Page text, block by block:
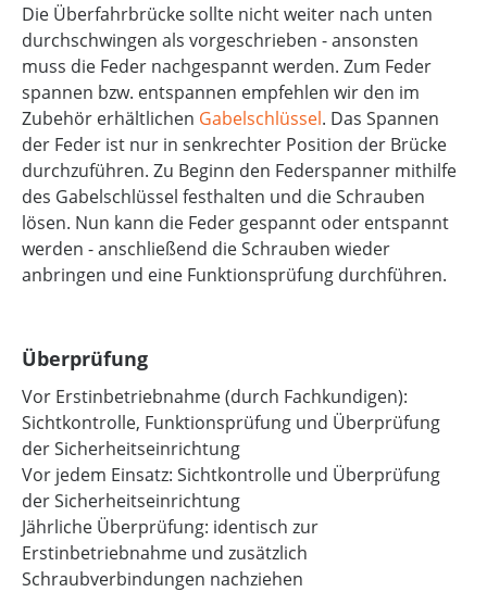
Die Überfahrbrücke sollte nicht weiter nach unten
durchschwingen als vorgeschrieben - ansonsten
muss die Feder nachgespannt werden. Zum Feder
spannen bzw. entspannen empfehlen wir den im
Zubehör erhältlichen Gabelschlüssel. Das Spannen
der Feder ist nur in senkrechter Position der Brücke
durchzuführen. Zu Beginn den Federspanner mithilfe
des Gabelschlüssel festhalten und die Schrauben
lösen. Nun kann die Feder gespannt oder entspannt
werden - anschließend die Schrauben wieder
anbringen und eine Funktionsprüfung durchführen.
Überprüfung
Vor Erstinbetriebnahme (durch Fachkundigen):
Sichtkontrolle, Funktionsprüfung und Überprüfung
der Sicherheitseinrichtung
Vor jedem Einsatz: Sichtkontrolle und Überprüfung
der Sicherheitseinrichtung
Jährliche Überprüfung: identisch zur
Erstinbetriebnahme und zusätzlich
Schraubverbindungen nachziehen